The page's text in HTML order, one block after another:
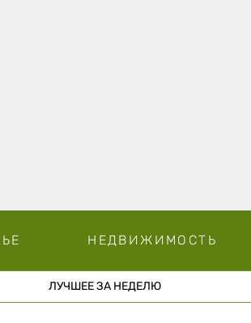
НЕДВИЖИМОСТЬ
ЛУЧШЕЕ ЗА НЕДЕЛЮ